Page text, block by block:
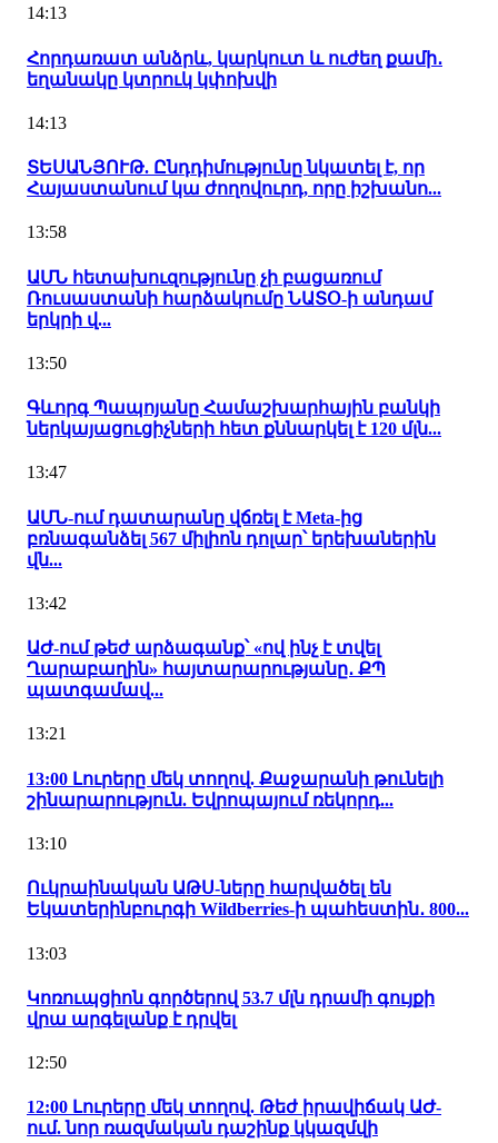
14:13
Հորդառատ անձրև, կարկուտ և ուժեղ քամի․
եղանակը կտրուկ կփոխվի
14:13
ՏԵՍԱՆՅՈՒԹ. Ընդդիմությունը նկատել է, որ
Հայաստանում կա ժողովուրդ, որը իշխանո...
13:58
ԱՄՆ հետախուզությունը չի բացառում
Ռուսաստանի հարձակումը ՆԱՏՕ-ի անդամ
երկրի վ...
13:50
Գևորգ Պապոյանը Համաշխարհային բանկի
ներկայացուցիչների հետ քննարկել է 120 մլն...
13:47
ԱՄՆ-ում դատարանը վճռել է Meta-ից
բռնագանձել 567 միլիոն դոլար՝ երեխաներին
վն...
13:42
ԱԺ-ում թեժ արձագանք՝ «ով ինչ է տվել
Ղարաբաղին» հայտարարությանը․ ՔՊ
պատգամավ...
13:21
13:00 Լուրերը մեկ տողով. Քաջարանի թունելի
շինարարություն. Եվրոպայում ռեկորդ...
13:10
Ուկրաինական ԱԹՍ-ները հարվածել են
Եկատերինբուրգի Wildberries-ի պահեստին․ 800...
13:03
Կոռուպցիոն գործերով 53.7 մլն դրամի գույքի
վրա արգելանք է դրվել
12:50
12:00 Լուրերը մեկ տողով. Թեժ իրավիճակ ԱԺ-
ում. նոր ռազմական դաշինք կկազմվի